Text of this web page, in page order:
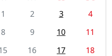
1
2 3
4
8 9 10
11
16 17
18